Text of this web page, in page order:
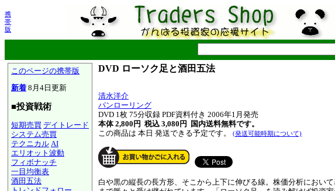
携
帯
版
このページの携帯版
新着 8月4日更新
■投資戦術
短期売買 デイトレード
システム売買
テクニカル AI
エリオット波動
フィボナッチ
一目均衡表
酒田五法
DVD ローソク足と酒田五法
清水洋介
パンローリング
DVD 1枚 75分収録 PDF資料付き 2006年1月発売
本体 2,800円 税込 3,080円
国内送料無料です。
この商品は 本日 発送できる予定です。
(発送可能時期について)
白や黒の縦長の長方形、そこから上下に伸びる線。株価分析におい